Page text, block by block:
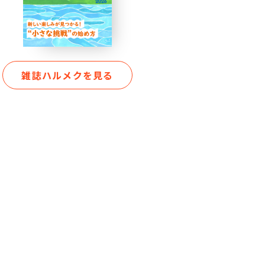
雑誌ハルメクを見る